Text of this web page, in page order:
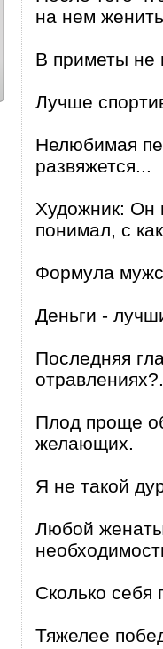
на нем
В приметы не
Лучше
Нелюбимая
развяжется...
Художник: Он
понимал, с
Формула
Деньги -
Последняя
отравлениях?.
Плод проще
желающих.
Я не такой
Любой
Сколько себя
Тяжелее